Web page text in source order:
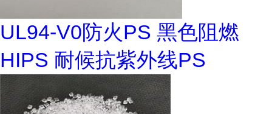
UL94-V0防火PS 黑色阻燃
HIPS 耐候抗紫外线PS